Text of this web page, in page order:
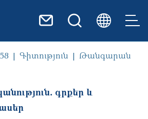
Գիտություն
Թանգարան
գրքեր և